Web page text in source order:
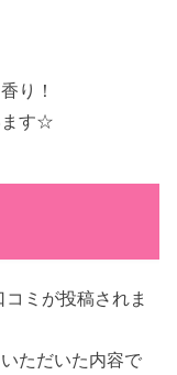
り！
ます☆
ミが投稿されま
ただいた内容で